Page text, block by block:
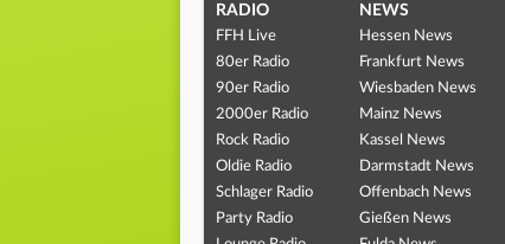
RADIO
FFH Live
80er Radio
90er Radio
2000er Radio
Rock Radio
Oldie Radio
Schlager Radio
Party Radio
NEWS
Hessen News
Frankfurt News
Wiesbaden News
Mainz News
Kassel News
Darmstadt News
Offenbach News
Gießen News